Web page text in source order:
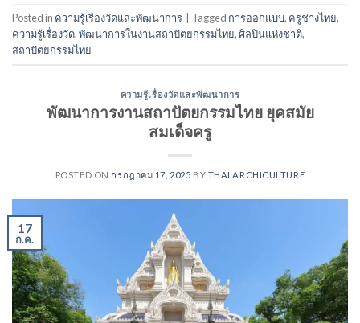
Posted in ความรู้เรื่องวัดและพัฒนาการ Tagged การออกแบบ, ครูช่างไทย,
ความรู้เรื่องวัด,พัฒนาการในงานสถาปัตยกรรมไทย,ศิลปินแห่งชาติ,
สถาปัตยกรรมไทย
ความรู้เรื่องวัดและพัฒนาการ
พัฒนาการงานสถาปัตยกรรมไทย ยุคสมัย
สมเด็จครู
POSTED ON กรกฎาคม 17, 2025 BY THAI ARCHICULTURE
17
ก.ค.